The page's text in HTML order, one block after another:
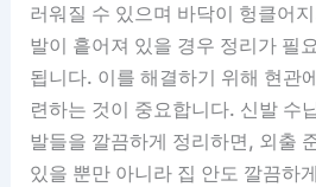
러워질 수 있으며 바닥이 헝클어
발이 흩어져 있을 경우 정리가 필
됩니다. 이를 해결하기 위해 현관
련하는 것이 중요합니다. 신발 수
발들을 깔끔하게 정리하면, 외출
있을 뿐만 아니라 집 안도 깔끔하